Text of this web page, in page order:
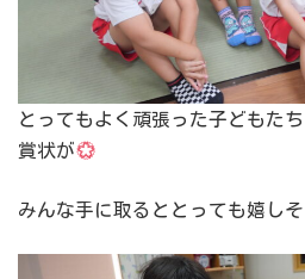
とってもよく頑張った子どもた
賞状が
みんな手に取るととっても嬉しそ